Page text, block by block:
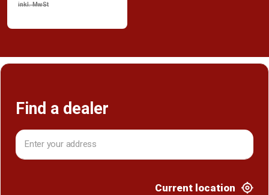
inkl. MwSt
Find a dealer
Current location